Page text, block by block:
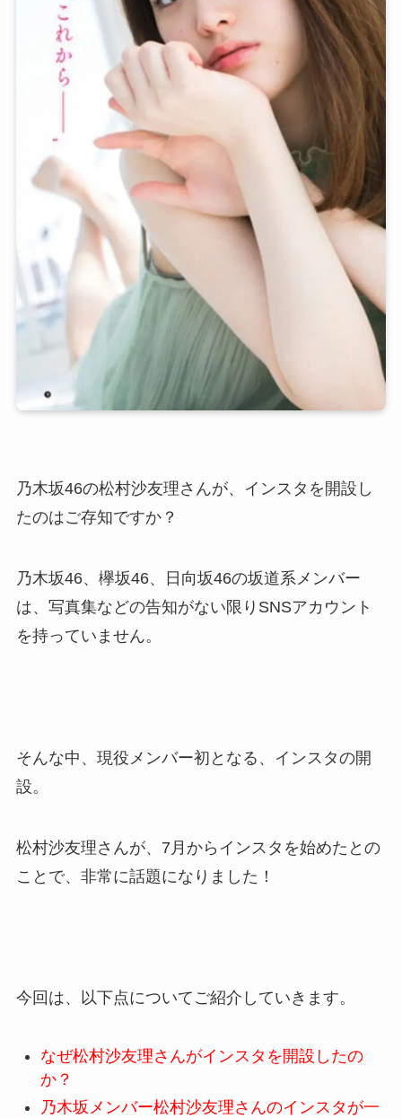
乃木坂46の松村沙友理さんが、インスタを開設し
たのはご存知ですか？
乃木坂46、欅坂46、日向坂46の坂道系メンバー
は、写真集などの告知がない限りSNSアカウント
を持っていません。
そんな中、現役メンバー初となる、インスタの開
設。
松村沙友理さんが、7月からインスタを始めたとの
ことで、非常に話題になりました！
今回は、以下点についてご紹介していきます。
なぜ松村沙友理さんがインスタを開設したの
か？
乃木坂メンバー松村沙友理さんのインスタが一